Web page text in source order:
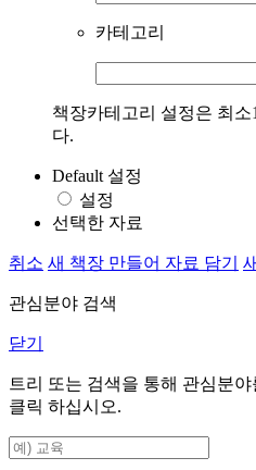
카테고리
책장카테고리 설정은 최소
다.
Default 설정
설정
선택한 자료
취소 새 책장 만들어 자료 담기
관심분야 검색
닫기
트리 또는 검색을 통해 관심분
클릭 하십시오.